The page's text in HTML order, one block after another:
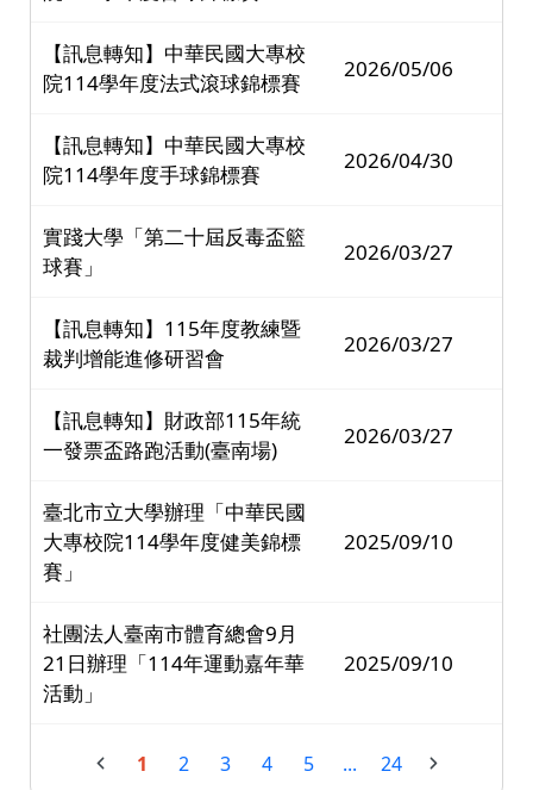
【訊息轉知】中華民國大專校
院114學年度法式滾球錦標賽
2026/05/06
【訊息轉知】中華民國大專校
院114學年度手球錦標賽
2026/04/30
實踐大學「第二十屆反毒盃籃
球賽」
2026/03/27
【訊息轉知】115年度教練暨
裁判增能進修研習會
2026/03/27
【訊息轉知】財政部115年統
一發票盃路跑活動(臺南場)
2026/03/27
臺北市立大學辦理「中華民國
大專校院114學年度健美錦標
賽」
2025/09/10
社團法人臺南市體育總會9月
21日辦理「114年運動嘉年華
活動」
2025/09/10
1 2 3 4 5 ... 24